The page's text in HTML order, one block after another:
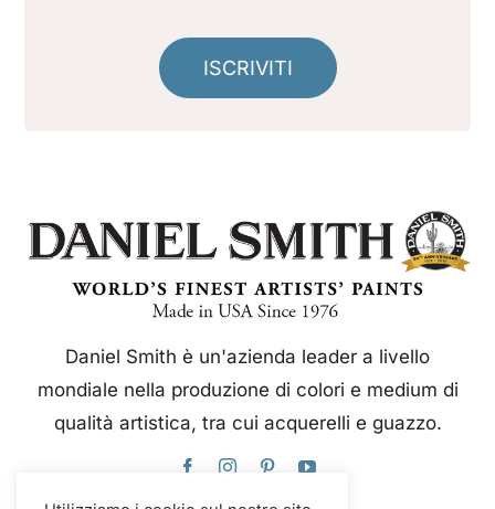
ISCRIVITI
Daniel Smith è un'azienda leader a livello
mondiale nella produzione di colori e medium di
qualità artistica, tra cui acquerelli e guazzo.